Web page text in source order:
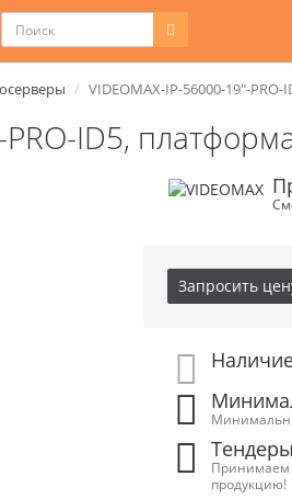
VIDEOMAX-IP-56000-19"-
ID5,
Запросить
Тендеры
Принимаем
продукцию!